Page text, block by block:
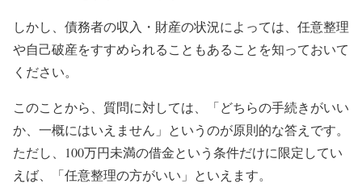
しかし、債務者の収入・財産の状況によっては、任意整理
や自己破産をすすめられることもあることを知っておいて
ください。
このことから、質問に対しては、「どちらの手続きがいい
か、一概にはいえません」というのが原則的な答えです。
ただし、100万円未満の借金という条件だけに限定してい
えば、「任意整理の方がいい」といえます。